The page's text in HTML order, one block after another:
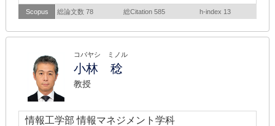
Scopus 総論文数 78 総Citation 585 h-index 13
コバヤシ ミノル
小林 稔
教授
情報工学部 情報マネジメント学科